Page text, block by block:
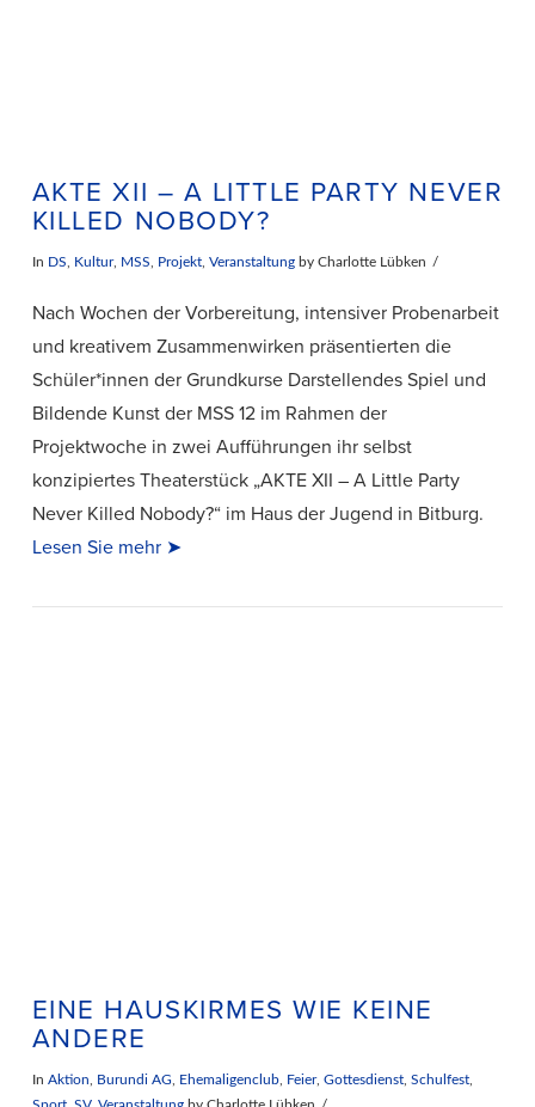
AKTE XII – A LITTLE PARTY NEVER
KILLED NOBODY?
In DS Kultur, MSS Projekt, Veranstaltungby Charlotte Lübken
Nach Wochen der Vorbereitung, intensiver Probenarbeit
und kreativem Zusammenwirken präsentierten die
Schüler*innen der Grundkurse Darstellendes Spiel und
Bildende Kunst der MSS 12 im Rahmen der
Projektwoche in zwei Aufführungen ihr selbst
konzipiertes Theaterstück „AKTE XII – A Little Party
Never Killed Nobody?“ im Haus der Jugend in Bitburg.
Lesen Sie mehr ➤
EINE HAUSKIRMES WIE KEINE
ANDERE
In Aktion Burundi AG Ehemaligenclub, Feier, Gottesdienst, Schulfest,